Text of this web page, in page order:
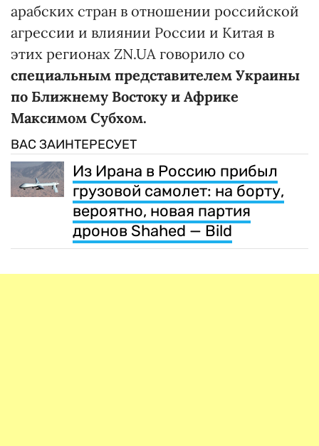
арабских стран в отношении российской
агрессии и влиянии России и Китая в
этих регионах ZN.UA говорило со
специальным представителем Украины
по Ближнему Востоку и Африке
Максимом Субхом.
ВАС ЗАИНТЕРЕСУЕТ
Из Ирана в Россию прибыл
грузовой самолет: на борту,
вероятно, новая партия
дронов Shahed — Bild